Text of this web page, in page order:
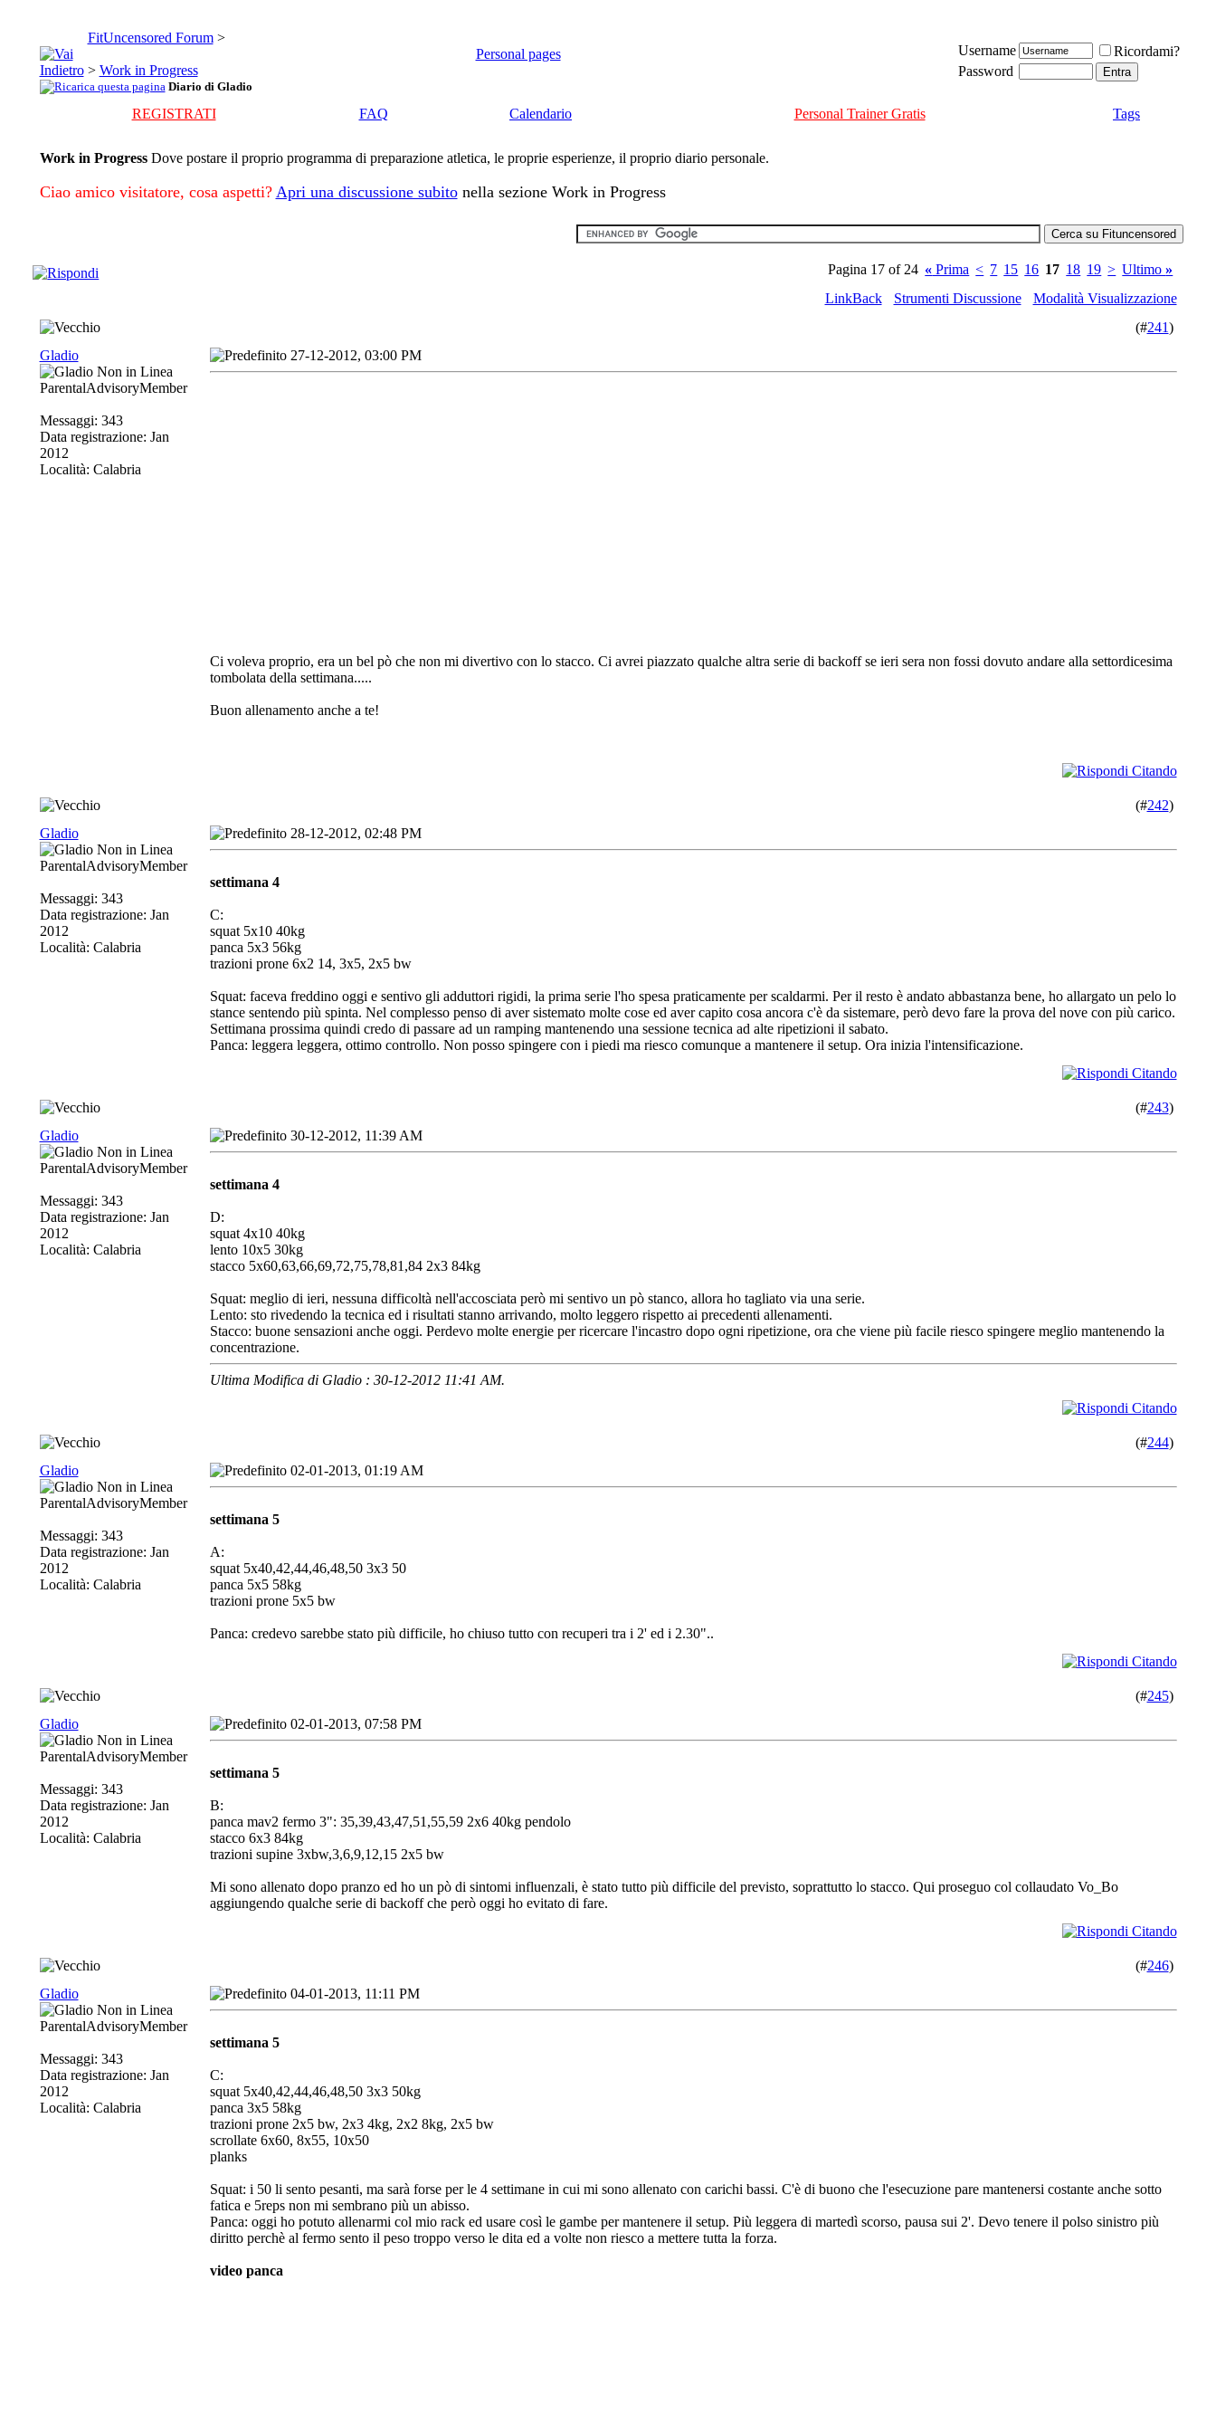
FitUncensored Forum >
Personal pages
> Work in Progress
Diario di Gladio
Username
Ricordami?
Password
REGISTRATI FAQ Calendario Personal Trainer Gratis Tags
Work in Progress Dove postare il proprio programma di preparazione atletica, le proprie esperienze, il proprio diario personale.
Ciao amico visitatore, cosa aspetti? Apri una discussione subitonella sezione Work in Progress
Pagina 17 of 24 « Prima < 7 15 16 17 18 19 > Ultimo»
LinkBack
Strumenti Discussione
Modalità Visualizzazione
(#241)
Gladio
ParentalAdvisoryMember
Messaggi: 343
Data registrazione: Jan
2012
Località: Calabria
27-12-2012, 03:00 PM
Ci voleva proprio, era un bel pò che non mi divertivo con lo stacco. Ci avrei piazzato qualche altra serie di backoff se ieri sera non fossi dovuto andare alla settordicesima
tombolata della settimana.....
Buon allenamento anche a te!
(#242)
Gladio
ParentalAdvisoryMember
Messaggi: 343
Data registrazione: Jan
2012
Località: Calabria
28-12-2012, 02:48 PM
settimana 4
C:
squat 5x10 40kg
panca 5x3 56kg
trazioni prone 6x2 14, 3x5, 2x5 bw
Squat: faceva freddino oggi e sentivo gli adduttori rigidi, la prima serie l'ho spesa praticamente per scaldarmi. Per il resto è andato abbastanza bene, ho allargato un pelo lo
stance sentendo più spinta. Nel complesso penso di aver sistemato molte cose ed aver capito cosa ancora c'è da sistemare, però devo fare la prova del nove con più carico.
Settimana prossima quindi credo di passare ad un ramping mantenendo una sessione tecnica ad alte ripetizioni il sabato.
Panca: leggera leggera, ottimo controllo. Non posso spingere con i piedi ma riesco comunque a mantenere il setup. Ora inizia l'intensificazione.
(#243)
Gladio
ParentalAdvisoryMember
Messaggi: 343
Data registrazione: Jan
2012
Località: Calabria
30-12-2012, 11:39 AM
settimana 4
D:
squat 4x10 40kg
lento 10x5 30kg
stacco 5x60,63,66,69,72,75,78,81,84 2x3 84kg
Squat: meglio di ieri, nessuna difficoltà nell'accosciata però mi sentivo un pò stanco, allora ho tagliato via una serie.
Lento: sto rivedendo la tecnica ed i risultati stanno arrivando, molto leggero rispetto ai precedenti allenamenti.
Stacco: buone sensazioni anche oggi. Perdevo molte energie per ricercare l'incastro dopo ogni ripetizione, ora che viene più facile riesco spingere meglio mantenendo la
concentrazione.
Ultima Modifica di Gladio : 30-12-2012 11:41 AM.
(#244)
Gladio
ParentalAdvisoryMember
Messaggi: 343
Data registrazione: Jan
2012
Località: Calabria
02-01-2013, 01:19 AM
settimana 5
A:
squat 5x40,42,44,46,48,50 3x3 50
panca 5x5 58kg
trazioni prone 5x5 bw
Panca: credevo sarebbe stato più difficile, ho chiuso tutto con recuperi tra i 2' ed i 2.30"..
(#245)
Gladio
ParentalAdvisoryMember
Messaggi: 343
Data registrazione: Jan
2012
Località: Calabria
02-01-2013, 07:58 PM
settimana 5
B:
panca mav2 fermo 3": 35,39,43,47,51,55,59 2x6 40kg pendolo
stacco 6x3 84kg
trazioni supine 3xbw,3,6,9,12,15 2x5 bw
Mi sono allenato dopo pranzo ed ho un pò di sintomi influenzali, è stato tutto più difficile del previsto, soprattutto lo stacco. Qui proseguo col collaudato Vo_Bo
aggiungendo qualche serie di backoff che però oggi ho evitato di fare.
(#246)
Gladio
ParentalAdvisoryMember
Messaggi: 343
Data registrazione: Jan
2012
Località: Calabria
04-01-2013, 11:11 PM
settimana 5
C:
squat 5x40,42,44,46,48,50 3x3 50kg
panca 3x5 58kg
trazioni prone 2x5 bw, 2x3 4kg, 2x2 8kg, 2x5 bw
scrollate 6x60, 8x55, 10x50
planks
Squat: i 50 li sento pesanti, ma sarà forse per le 4 settimane in cui mi sono allenato con carichi bassi. C'è di buono che l'esecuzione pare mantenersi costante anche sotto
fatica e 5reps non mi sembrano più un abisso.
Panca: oggi ho potuto allenarmi col mio rack ed usare così le gambe per mantenere il setup. Più leggera di martedì scorso, pausa sui 2'. Devo tenere il polso sinistro più
diritto perchè al fermo sento il peso troppo verso le dita ed a volte non riesco a mettere tutta la forza.
video panca